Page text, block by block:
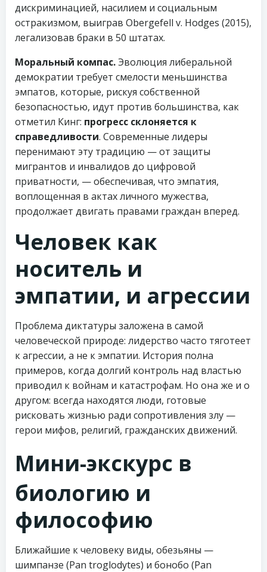
дискриминацией, насилием и социальным
остракизмом, выиграв Obergefell v. Hodges (2015),
легализовав браки в 50 штатах.
Моральный компас.Эволюция либеральной
демократии требует смелости меньшинства
эмпатов, которые, рискуя собственной
безопасностью, идут против большинства, как
отметил Кинг: прогресс склоняется к
справедливости. Современные лидеры
перенимают эту традицию — от защиты
мигрантов и инвалидов до цифровой
приватности, — обеспечивая, что эмпатия,
воплощенная в актах личного мужества,
продолжает двигать правами граждан вперед.
Человек как
носитель и
эмпатии, и агрессии
Проблема диктатуры заложена в самой
человеческой природе: лидерство часто тяготеет
к агрессии, а не к эмпатии. История полна
примеров, когда долгий контроль над властью
приводил к войнам и катастрофам. Но она же и о
другом: всегда находятся люди, готовые
рисковать жизнью ради сопротивления злу —
герои мифов, религий, гражданских движений.
Мини-экскурс в
биологию и
философию
Ближайшие к человеку виды, обезьяны —
шимпанзе (Pan troglodytes) и бонобо (Pan